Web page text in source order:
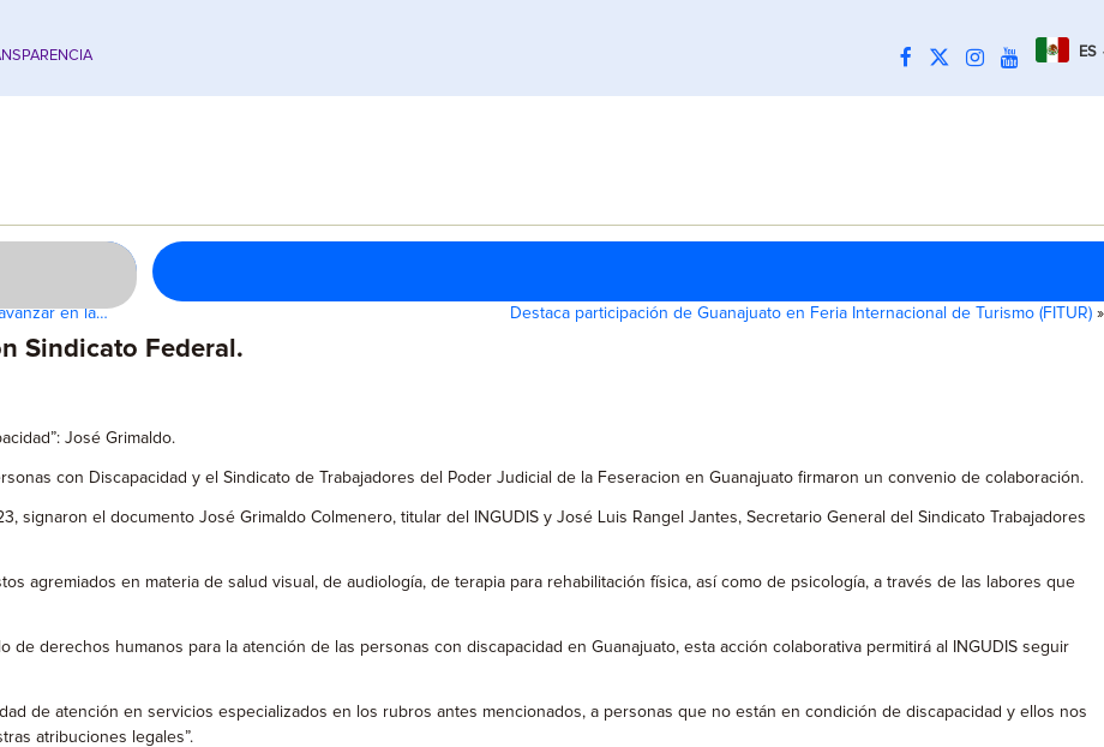
ES
en la… Destaca participación de Guanajuato en Feria Internacional de Turismo (FITUR) »
Sindicato Federal.
José Grimaldo.
con Discapacidad y el Sindicato de Trabajadores del Poder Judicial de la Feseracion en Guanajuato firmaron un convenio de colaboración.
signaron el documento José Grimaldo Colmenero, titular del INGUDIS y José Luis Rangel Jantes, Secretario General del Sindicato Trabajadores
agremiados en materia de salud visual, de audiología, de terapia para rehabilitación física, así como de psicología, a través de las labores que
derechos humanos para la atención de las personas con discapacidad en Guanajuato, esta acción colaborativa permitirá al INGUDIS seguir
de atención en servicios especializados en los rubros antes mencionados, a personas que no están en condición de discapacidad y ellos nos
atribuciones legales”.